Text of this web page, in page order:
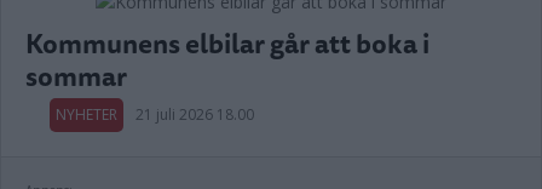
Kommunens elbilar går att boka i
sommar
NYHETER 21 juli 2026 18.00